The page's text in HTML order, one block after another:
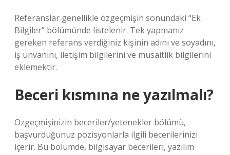
Referanslar genellikle özgeçmişin sonundaki “Ek
Bilgiler” bölümünde listelenir. Tek yapmanız
gereken referans verdiğiniz kişinin adını ve soyadını,
iş unvanını, iletişim bilgilerini ve müsaitlik bilgilerini
eklemektir.
Beceri kısmına ne yazılmalı?
Özgeçmişinizin beceriler/yetenekler bölümü,
başvurduğunuz pozisyonlarla ilgili becerilerinizi
içerir. Bu bölümde, bilgisayar becerileri, yazılım